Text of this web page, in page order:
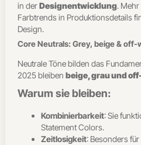
in derDesignentwicklung.
Farbtrends in Produktionsdetails
Design.
Core Neutrals: Grey, beige &
Neutrale Töne bilden das
2025 bleibenbeige, grau und
Warum sie bleiben:
Kombinierbarkeit: Sie
Statement Colors.
Zeitlosigkeit: Besonders